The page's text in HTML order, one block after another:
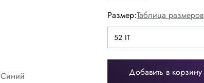
Размер:Таблица размеров
52 IT
52 IT
Добавить в корзину
Синий